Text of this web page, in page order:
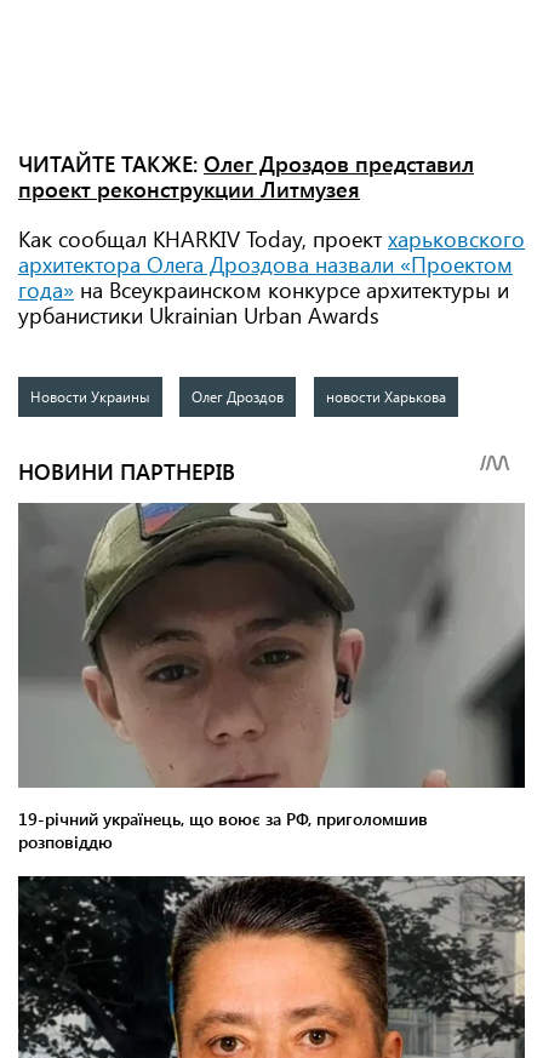
ЧИТАЙТЕ ТАКЖЕ: Олег Дроздов представил
проект реконструкции Литмузея
Как сообщал KHARKIV Today, проектхарьковского
архитектора Олега Дроздова назвали «Проектом
года» на Всеукраинском конкурсе архитектуры и
урбанистики Ukrainian Urban Awards
Новости Украины Олег Дроздов новости Харькова